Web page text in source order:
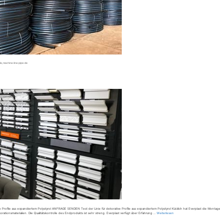
,machine-line-pipe-de
Profile aus expandiertem Polystyrol ANFRAGE SENDEN Test der Linie für dekorative Profile aus expandiertem Polystyrol Kürzlich hat Everplast die
Die Qualitätskontrolle des Endprodukts ist sehr streng. Everplast verfügt über Erfahrung … Weiterlesen